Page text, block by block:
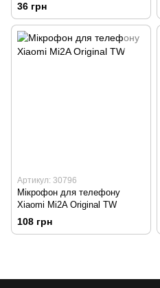
36 грн
Артикул: 30796
Мікрофон для телефону
Xiaomi Mi2A Original TW
108 грн